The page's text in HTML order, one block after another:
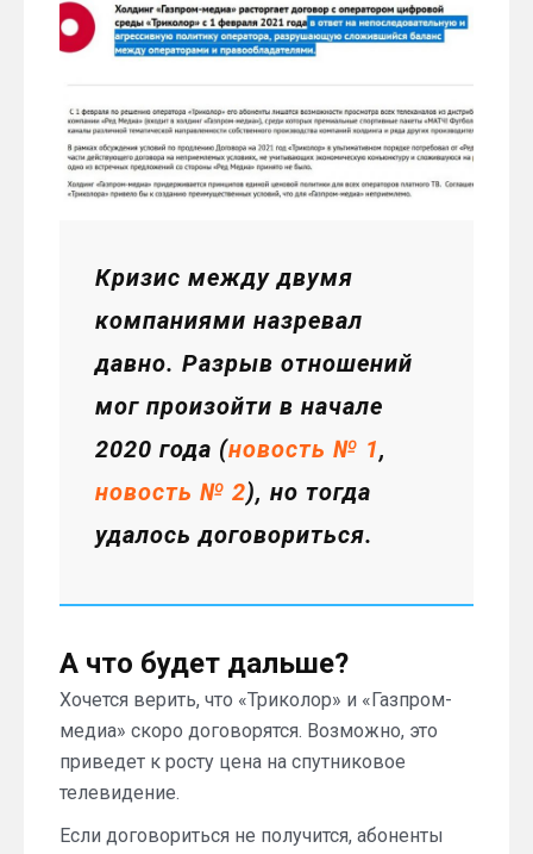
Кризис между двумя
компаниями назревал
давно. Разрыв отношений
мог произойти в начале
2020 года (новость № 1,
новость № 2), но тогда
удалось договориться.
А что будет дальше?
Хочется верить, что «Триколор» и «Газпром-
медиа» скоро договорятся. Возможно, это
приведет к росту цена на спутниковое
телевидение.
Если договориться не получится, абоненты